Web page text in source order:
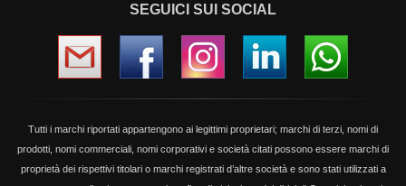
SEGUICI SUI SOCIAL
Tutti i marchi riportati appartengono ai legittimi proprietari; marchi di terzi, nomi di
prodotti, nomi commerciali, nomi corporativi e società citati possono essere marchi di
proprietà dei rispettivi titolari o marchi registrati d’altre società e sono stati utilizzati a